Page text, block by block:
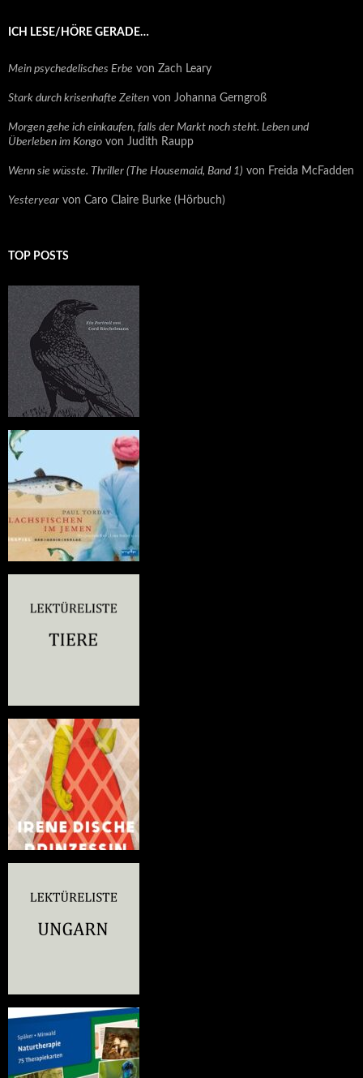
ICH LESE/HÖRE GERADE…
Mein psychedelisches Erbe von Zach Leary
Stark durch krisenhafte Zeiten von Johanna Gerngroß
Morgen gehe ich einkaufen, falls der Markt noch steht. Leben und
Überleben im Kongo von Judith Raupp
Wenn sie wüsste. Thriller (The Housemaid, Band 1) von Freida McFadden
Yesteryear von Caro Claire Burke (Hörbuch)
TOP POSTS